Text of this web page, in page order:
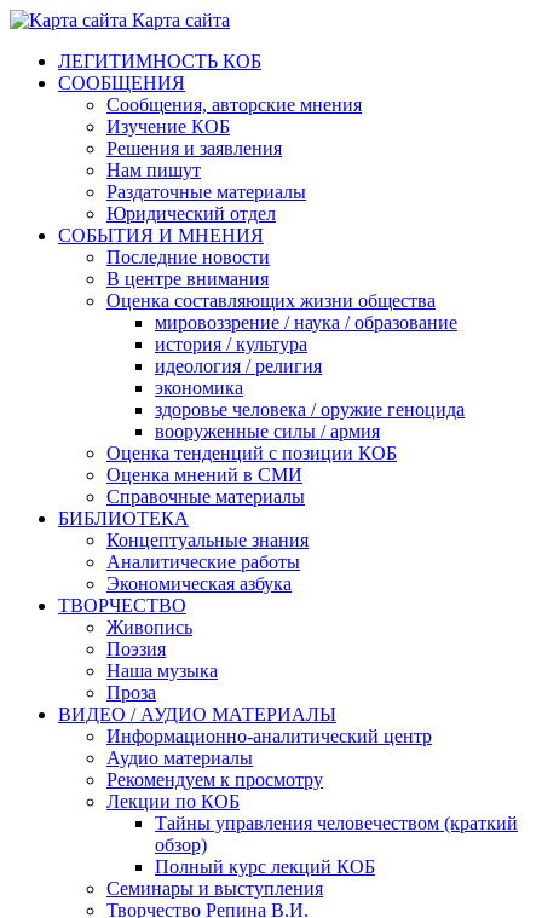
Карта сайта
ЛЕГИТИМНОСТЬ КОБ
СООБЩЕНИЯ
Сообщения, авторские мнения
Изучение КОБ
Решения и заявления
Нам пишут
Раздаточные материалы
Юридический отдел
СОБЫТИЯ И МНЕНИЯ
Последние новости
В центре внимания
Оценка составляющих жизни общества
мировоззрение / наука / образование
история / культура
идеология / религия
экономика
здоровье человека / оружие геноцида
вооруженные силы / армия
Оценка тенденций с позиции КОБ
Оценка мнений в СМИ
Справочные материалы
БИБЛИОТЕКА
Концептуальные знания
Аналитические работы
Экономическая азбука
ТВОРЧЕСТВО
Живопись
Поэзия
Наша музыка
Проза
ВИДЕО / АУДИО МАТЕРИАЛЫ
Информационно-аналитический центр
Аудио материалы
Рекомендуем к просмотру
Лекции по КОБ
Тайны управления человечеством (краткий
обзор)
Полный курс лекций КОБ
Семинары и выступления
Творчество Репина В.И.